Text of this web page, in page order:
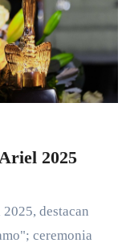
2025
ceremonia